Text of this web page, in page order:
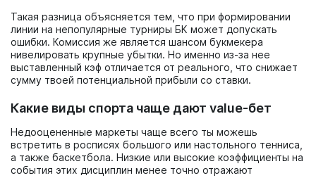
Такая разница объясняется тем, что при формировании
линии на непопулярные турниры БК может допускать
ошибки. Комиссия же является шансом букмекера
нивелировать крупные убытки. Но именно из-за нее
выставленный кэф отличается от реального, что снижает
сумму твоей потенциальной прибыли со ставки.
Какие виды спорта чаще дают value-бет
Недооцененные маркеты чаще всего ты можешь
встретить в росписях большого или настольного тенниса,
а также баскетбола. Низкие или высокие коэффициенты на
события этих дисциплин менее точно отражают